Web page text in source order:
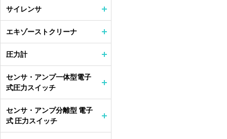
サイレンサ
エキゾーストクリーナ
圧力計
センサ・アンプ一体型電子
式圧力スイッチ
センサ・アンプ分離型 電子
式 圧力スイッチ